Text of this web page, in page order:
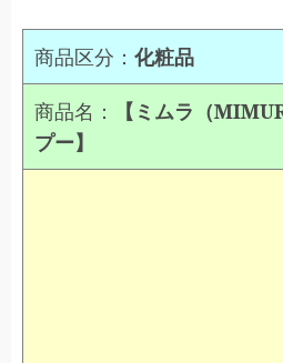
商品区分： 化粧品
商品名：
【ミムラ（
プー】